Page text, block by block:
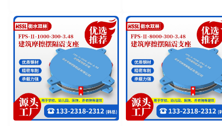
隔震摩擦摆支座生产厂家
厂 建筑摩擦摆隔震支座
源头工厂